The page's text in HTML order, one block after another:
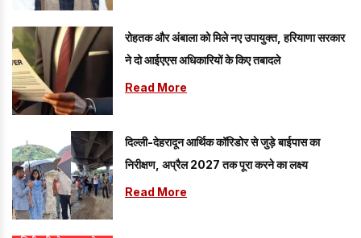
रोहतक और अंबाला को मिले नए उपायुक्त, हरियाणा सरकार
ने दो आईएएस अधिकारियों के किए तबादले
Read More
दिल्ली-देहरादून आर्थिक कॉरिडोर से जुड़े बाईपास का
निरीक्षण, अप्रैल 2027 तक पूरा करने का लक्ष्य
Read More